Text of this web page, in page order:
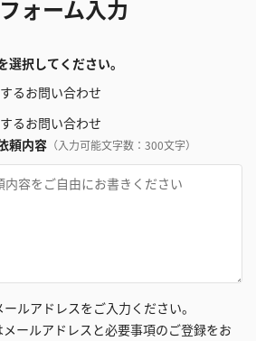
ォーム入力
択してください。
るお問い合わせ
るお問い合わせ
頼内容 （入力可能文字数：300文字）
ルアドレスをご入力ください。
ールアドレスと必要事項のご登録をお